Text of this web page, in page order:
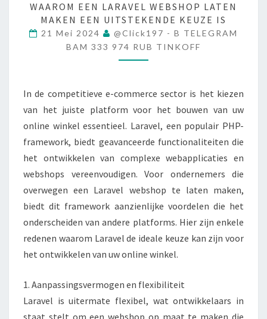
W
A
E
N
L
A
A
V
E
L
W
E
B
S
O
L
WAAROM EEN LARAVEL WEBSHOP LATEN
MAKEN EEN UITSTEKENDE KEUZE IS
21 Mei 2024
@click197 - B TELEGRAM
BAM 333 974 RUB TINKOFF
In de competitieve e-commerce sector is het kiezen
van het juiste platform voor het bouwen van uw
online winkel essentieel. Laravel, een populair PHP-
framework, biedt geavanceerde functionaliteiten die
het ontwikkelen van complexe webapplicaties en
webshops vereenvoudigen. Voor ondernemers die
overwegen een Laravel webshop te laten maken,
biedt dit framework aanzienlijke voordelen die het
onderscheiden van andere platforms. Hier zijn enkele
redenen waarom Laravel de ideale keuze kan zijn voor
het ontwikkelen van uw online winkel.
1. Aanpassingsvermogen en flexibiliteit
Laravel is uitermate flexibel, wat ontwikkelaars in